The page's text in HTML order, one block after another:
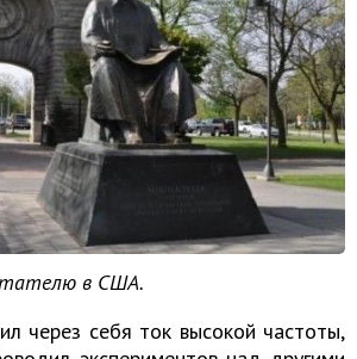
в США.
через себя ток высокой частоты,